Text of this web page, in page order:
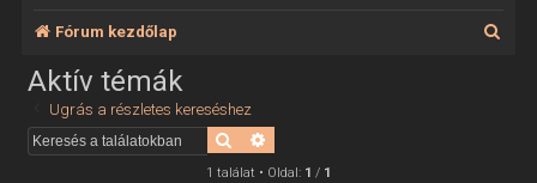
Fórum kezdőlap
Aktív témák
Ugrás a részletes kereséshez
Keresés
1 találat • Oldal: 1 / 1